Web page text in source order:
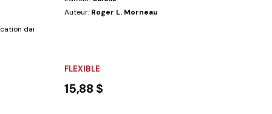
dans la famille. L auteur met un accent...
Auteur: Roger L. Morneau
FLEXIBLE
15,88 $